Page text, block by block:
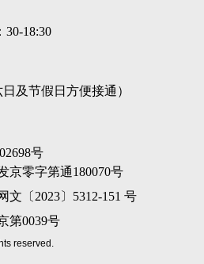
30-18:30
及节假日方便接通）
号
京零字第通180070号
文〔2023〕5312-151 号
第0039号
reserved.